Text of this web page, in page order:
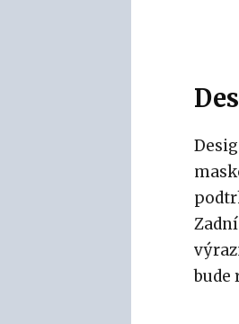
bude